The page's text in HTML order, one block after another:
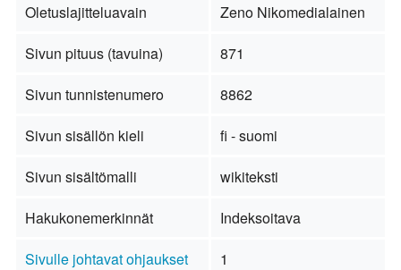
Oletuslajitteluavain
Zeno Nikomedialainen
Sivun pituus (tavuina)
871
Sivun tunnistenumero
8862
Sivun sisällön kieli
fi - suomi
Sivun sisältömalli
wikiteksti
Hakukonemerkinnät
Indeksoitava
Sivulle johtavat ohjaukset
1